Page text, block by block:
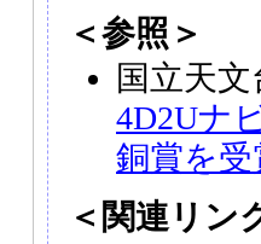
＜参照＞
国立天
4D2Uナ
銅賞を受
＜関連リン